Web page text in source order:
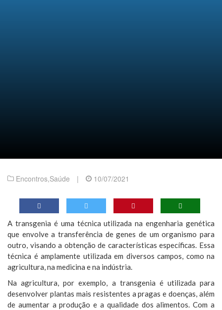
Encontros,Saúde | 10/07/2021
A transgenia é uma técnica utilizada na engenharia genética
que envolve a transferência de genes de um organismo para
outro, visando a obtenção de características específicas. Essa
técnica é amplamente utilizada em diversos campos, como na
agricultura, na medicina e na indústria.
Na agricultura, por exemplo, a transgenia é utilizada para
desenvolver plantas mais resistentes a pragas e doenças, além
de aumentar a produção e a qualidade dos alimentos. Com a